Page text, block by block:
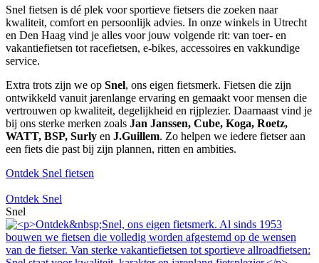
Snel fietsen is dé plek voor sportieve fietsers die zoeken naar
kwaliteit, comfort en persoonlijk advies. In onze winkels in Utrecht
en Den Haag vind je alles voor jouw volgende rit: van toer- en
vakantiefietsen tot racefietsen, e-bikes, accessoires en vakkundige
service.
Extra trots zijn we op Snel, ons eigen fietsmerk. Fietsen die zijn
ontwikkeld vanuit jarenlange ervaring en gemaakt voor mensen die
vertrouwen op kwaliteit, degelijkheid en rijplezier. Daarnaast vind je
bij ons sterke merken zoals Jan Janssen, Cube, Koga, Roetz,
WATT, BSP, Surly en J.Guillem. Zo helpen we iedere fietser aan
een fiets die past bij zijn plannen, ritten en ambities.
Ontdek Snel fietsen
Ontdek Snel
Snel